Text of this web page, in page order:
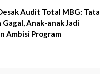
Audit Total MBG: Tata
Gagal, Anak-anak Jadi
Ambisi Program